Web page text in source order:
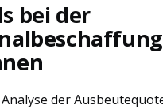
bei der
der